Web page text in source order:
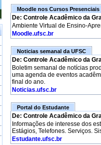
Moodle nos Cursos Presenciais
De: Controle Acadêmico da
Ambiente Virtual de Ensino-
Moodle.ufsc.br
Noticias semanal da UFSC
De: Controle Acadêmico da
Boletim semanal de notícias
uma agenda de eventos
final do ano.
Noticias.ufsc.br
Portal do Estudante
De: Controle Acadêmico da
Informações de interesse dos
Estágios, Telefones. Serviços.
Estudante.ufsc.br